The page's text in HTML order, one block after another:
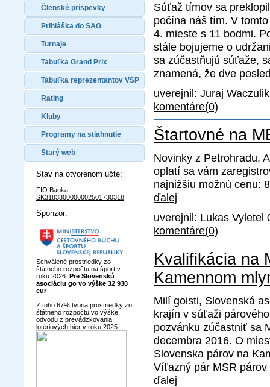
Členské príspevky
Prihláška do SAG
Turnaje
Tabuľka Grand Prix
Tabuľka reprezentantov VSP
Rating
Kluby
Programy na stiahnutie
Starý web
Stav na otvorenom účte:
FIO Banka:
SK3183300000002501730318
Sponzor:
Schválené prostriedky zo
štátneho rozpočtu na šport v
roku 2026: Pre Slovenskú
asociáciu go vo výške 32 930
eur
Z toho 67% tvoria prostriedky zo
štátneho rozpočtu vo výške
odvodu z prevádzkovania
lotériových hier v roku 2025
Súťaž tímov sa
počína náš tím. V
4. mieste s 11 bodmi.
stále bojujeme o
sa zúčastňujú súťaže,
znamená, že dve
uverejnil: Juraj Waczulik
komentáre(0)
Štartovné na
Novinky z Petrohradu.
oplatí sa vám
najnižšiu možnú cenu:
ďalej
uverejnil: Lukas Vyletel
komentáre(0)
Kvalifikácia na
Kamennom
Milí goisti, Slovenská
krajín v súťaži
pozvánku zúčastniť sa
decembra 2016. O
Slovenska párov na
Víťazný pár MSR
ďalej